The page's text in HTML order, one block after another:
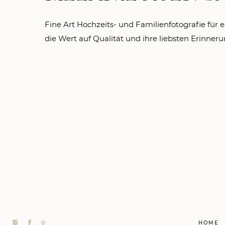
Fine Art Hochzeits- und Familienfotografie für
die Wert auf Qualität und ihre liebsten
HOME